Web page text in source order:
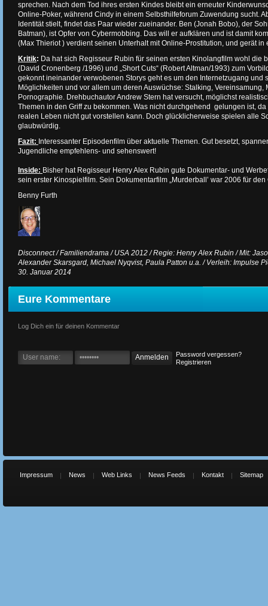
sprechen. Nach dem Tod ihres ersten Kindes bleibt ein erneuter
Online-Poker, während Cindy in einem Selbsthilfeforum Zuwendung sucht.
Identität stielt, findet das Paar wieder zueinander. Ben (Jonah Bobo), der
Batman), ist Opfer von Cybermobbing. Das will er aufklären und ist damit
(Max Thieriot ) verdient seinen Unterhalt mit Online-Prostitution, und gerät
Kritik: Da hat sich Regisseur Rubin für seinen ersten Kinolangfilm wohl die
(David Cronenberg /1996) und „Short Cuts“ (Robert Altman/1993) zum
gekonnt ineinander verwobenen Storys geht es um den Internetzugang und
Möglichkeiten und vor allem um deren Auswüchse: Stalking,
Pornographie. Drehbuchautor Andrew Stern hat versucht, möglichst
Themen in den Griff zu bekommen. Was nicht durchgehend gelungen ist,
realen Leben nicht gut vorstellen kann. Doch glücklicherweise spielen alle
glaubwürdig.
Fazit: Interessanter Episodenfilm über aktuelle Themen. Gut besetzt,
Jugendliche empfehlens- und sehenswert!
Inside: Bisher hat Regisseur Henry Alex Rubin gute Dokumentar- und
sein erster Kinospielfilm. Sein Dokumentarfilm „Murderball’ war 2006 für
Benny Furth
Disconnect / Familiendrama / USA 2012 / Regie: Henry Alex Rubin / Mit:
Alexander Skarsgard, Michael Nyqvist, Paula Patton u.a. / Verleih: Impulse
30. Januar 2014
Eure Kommentare
Log Dich ein für deinen Kommentar
Password vergessen?
Registrieren
Impressum News Web Links News Feeds Kontakt Sitemap